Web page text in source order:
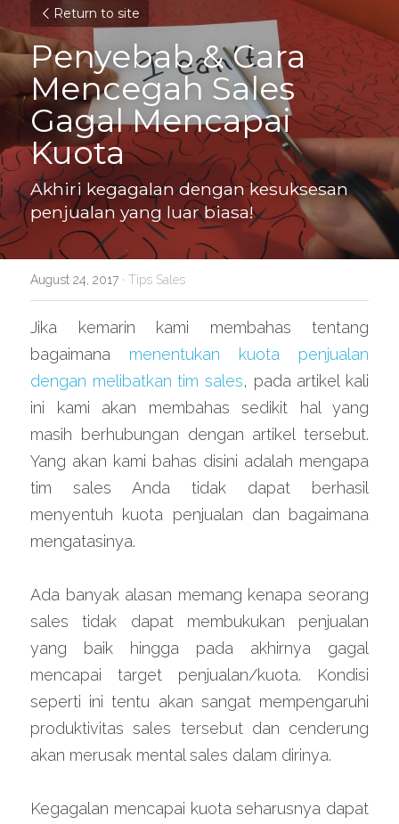
Return to site
Penyebab & Cara
Mencegah Sales
Gagal Mencapai
Kuota
Akhiri kegagalan dengan kesuksesan
penjualan yang luar biasa!
August 24, 2017 · Tips Sales
Jika kemarin kami membahas tentang
bagaimana menentukan kuota penjualan
dengan melibatkan tim sales, pada artikel kali
ini kami akan membahas sedikit hal yang
masih berhubungan dengan artikel tersebut.
Yang akan kami bahas disini adalah mengapa
tim sales Anda tidak dapat berhasil
menyentuh kuota penjualan dan bagaimana
mengatasinya.
Ada banyak alasan memang kenapa seorang
sales tidak dapat membukukan penjualan
yang baik hingga pada akhirnya gagal
mencapai target penjualan/kuota. Kondisi
seperti ini tentu akan sangat mempengaruhi
produktivitas sales tersebut dan cenderung
akan merusak mental sales dalam dirinya.
Kegagalan mencapai kuota seharusnya dapat